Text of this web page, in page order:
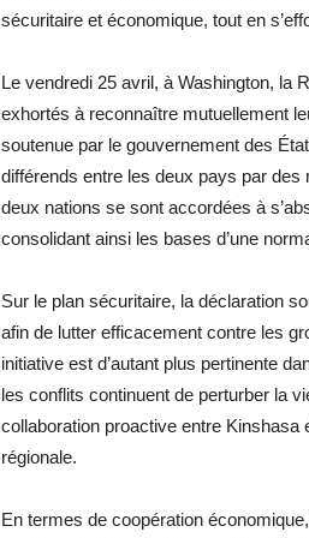
sécuritaire et économique, tout en
Le vendredi 25 avril, à Washington, la
exhortés à reconnaître mutuellement
soutenue par le gouvernement des
différends entre les deux pays par des
deux nations se sont accordées à
consolidant ainsi les bases d’une
Sur le plan sécuritaire, la déclaration
afin de lutter efficacement contre les
initiative est d’autant plus pertinente
les conflits continuent de perturber la
collaboration proactive entre
régionale.
En termes de coopération